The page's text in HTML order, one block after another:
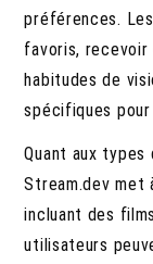
préférences.
favoris, recevoir
habitudes de
spécifiques
Quant aux types
Stream.dev met
incluant des
utilisateurs